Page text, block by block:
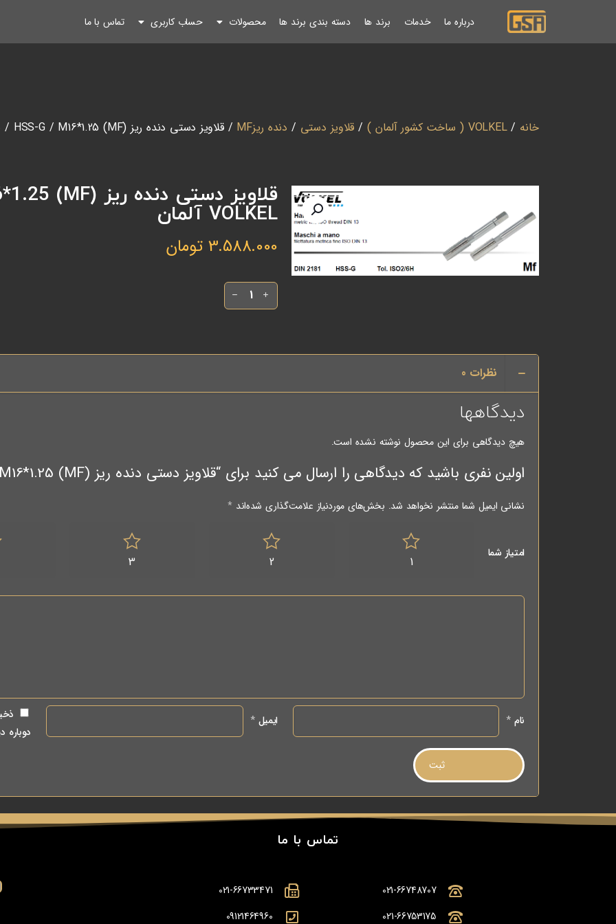
درباره ما خدمات برند ها دسته بندی برند ها محصولات حساب کاربری تماس با ما
خانه /VOLKEL ( ساخت کشور آلمان ) / قلاویز دستی / دنده ریزMF / قلاویز دستی دنده ریز HSS-G / M16*1.25 (MF) / برند VOLKEL آلمان
VOLKEL آلمان
3.588.000 تومان
نظرات 0
دیدگاهها
هیچ دیدگاهی برای این محصول نوشته نشده است.
اولین نفری باشید که دیدگاهی را ارسال می کنید برای “قلاویز دستی دنده ریز HSS-G / M16*1.25 (MF) / برند VOLKEL آلمان”
نشانی ایمیل شما منتشر نخواهد شد. بخش‌های موردنیاز علامت‌گذاری شده‌اند *
امتیاز شما
1
2
3
نام* ایمیل*
تماس با ما
021-66748707
021-66753175
021-66733471
09121464960